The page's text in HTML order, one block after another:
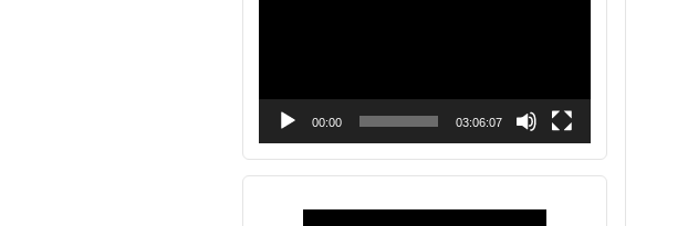
00:00 03:06:07